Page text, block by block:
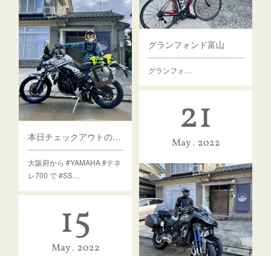
グランフォンド富山
グランフォ…
本日チェックアウトのゲスト様
大阪府から #YAMAHA #テネ
レ700 で #SS…
21
May 2022
15
May 2022